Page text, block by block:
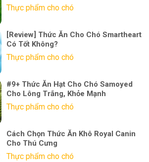
Thực phẩm cho chó
[Review] Thức Ăn Cho Chó Smartheart
Có Tốt Không?
Thực phẩm cho chó
#9+ Thức Ăn Hạt Cho Chó Samoyed
Cho Lông Trắng, Khỏe Mạnh
Thực phẩm cho chó
Cách Chọn Thức Ăn Khô Royal Canin
Cho Thú Cưng
Thực phẩm cho chó